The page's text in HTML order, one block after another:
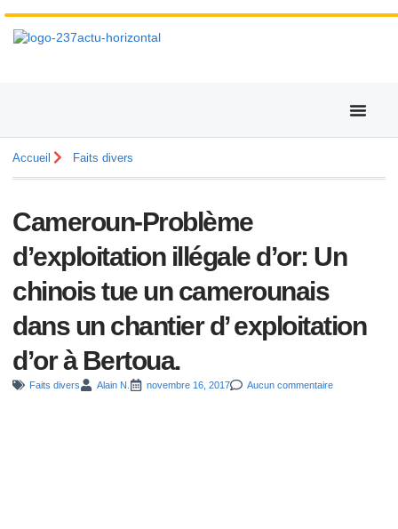
Accueil Faits divers
Cameroun-Problème
d’exploitation illégale d’or: Un
chinois tue un camerounais
dans un chantier d’ exploitation
d’or à Bertoua.
Faits divers Alain N. novembre 16, 2017 Aucun commentaire